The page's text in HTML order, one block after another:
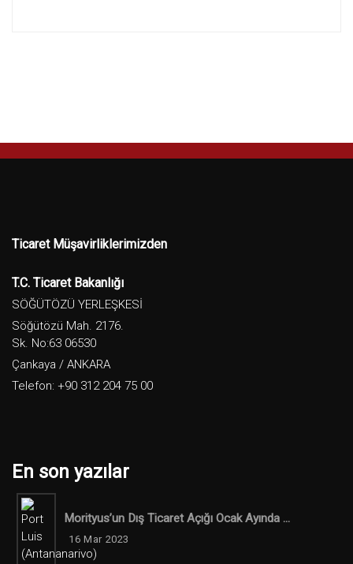
Ticaret Müşavirliklerimizden
T.C. Ticaret Bakanlığı
SÖĞÜTÖZÜ YERLEŞKESİ
Söğütözü Mah. 2176.
Sk. No:63 06530
Çankaya / ANKARA
Telefon: +90 312 204 75 00
En son yazılar
Morityus’un Dış Ticaret Açığı Ocak Ayında ...
16 Mar 2023